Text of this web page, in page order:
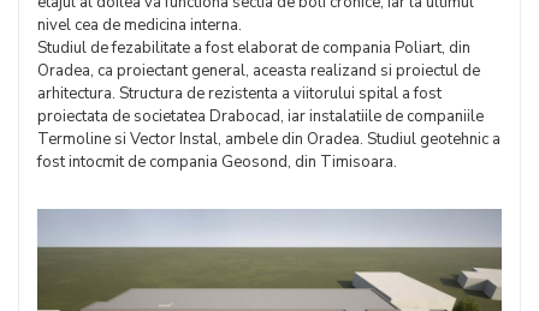
nivel cea de medicina interna.
Studiul de fezabilitate a fost elaborat de compania Poliart, din
Oradea, ca proiectant general, aceasta realizand si proiectul de
arhitectura. Structura de rezistenta a viitorului spital a fost
proiectata de societatea Drabocad, iar instalatiile de companiile
Termoline si Vector Instal, ambele din Oradea. Studiul geotehnic a
fost intocmit de compania Geosond, din Timisoara.